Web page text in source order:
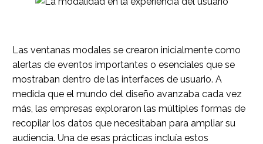
Las ventanas modales se crearon inicialmente como
alertas de eventos importantes o esenciales que se
mostraban dentro de las interfaces de usuario. A
medida que el mundo del diseño avanzaba cada vez
más, las empresas exploraron las múltiples formas de
recopilar los datos que necesitaban para ampliar su
audiencia. Una de esas prácticas incluía estos